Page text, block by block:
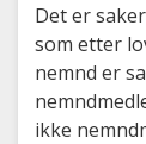
Det er
som etter
nemnd er
ikke